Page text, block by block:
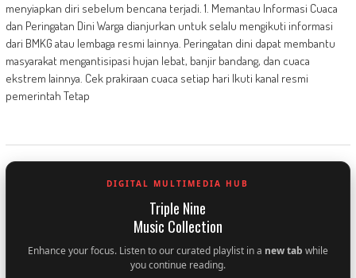
menyiapkan diri sebelum bencana terjadi. 1. Memantau Informasi Cuaca
dan Peringatan Dini Warga dianjurkan untuk selalu mengikuti informasi
dari BMKG atau lembaga resmi lainnya. Peringatan dini dapat membantu
masyarakat mengantisipasi hujan lebat, banjir bandang, dan cuaca
ekstrem lainnya. Cek prakiraan cuaca setiap hari Ikuti kanal resmi
pemerintah Tetap
DIGITAL MULTIMEDIA HUB
Triple Nine
Music Collection
Enhance your focus. Listen to our curated playlist in a new tab while
you continue reading.